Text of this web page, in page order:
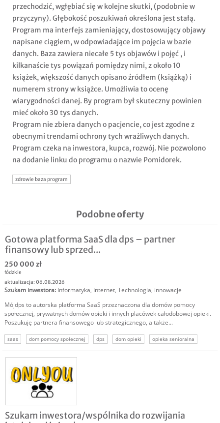
przechodzić, wgłębiać się w kolejne skutki, (podobnie w
przyczyny). Głębokość poszukiwań określona jest stałą.
Program ma interfejs zamieniający, dostosowujący objawy
napisane ciągiem, w odpowiadające im pojęcia w bazie
danych. Baza zawiera niecałe 5 tys objawów i pojęć , i
kilkanaście tys powiązań pomiędzy nimi, z około 10
książek, większość danych opisano źródłem (książką) i
numerem strony w książce. Umożliwia to ocenę
wiarygodności danej. By program był skuteczny powinien
mieć około 30 tys danych.
Program nie zbiera danych o pacjencie, co jest zgodne z
obecnymi trendami ochrony tych wrażliwych danych.
Program czeka na inwestora, kupca, rozwój. Nie pozwolono
na dodanie linku do programu o nazwie Pomidorek.
zdrowie baza program
Podobne oferty
Gotowa platforma SaaS dla dps – partner
finansowy lub sprzed...
250 000 zł
łódzkie
aktualizacja: 06.08.2026
Szukam inwestora: Informatyka, Internet, Technologia, innowacje
Mójdps to autorska platforma SaaS przeznaczona dla domów pomocy
społecznej, prywatnych domów opieki i innych placówek całodobowej opieki.
Poszukuję partnera finansowego lub strategicznego, a także...
saas dom pomocy społecznej dps dom opieki
opieka senioralna
system dla placówek
oprogramowanie medyczne
Szukam inwestora/wspólnika do rozwijania